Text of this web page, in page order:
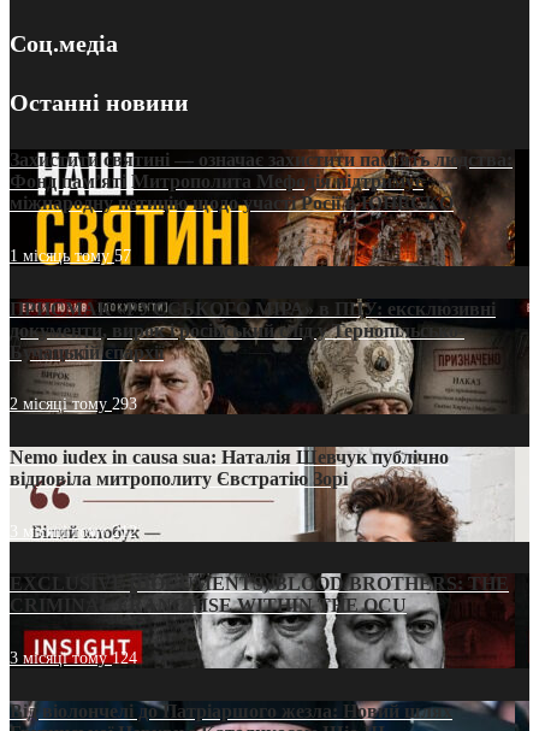
Соц.медіа
Останні новини
Захистити святині — означає захистити пам’ять людства:
Фонд пам’яті Митрополита Мефодія підтримує
міжнародну петицію щодо участі Росії в ЮНЕСКО
1 місяць тому57
ПРИСМАК «РУССЬКОГО МІРА» в ПЦУ: ексклюзивні
документи, вирок і російський слід у Тернопільсько-
Бучацькій єпархії
2 місяці тому 293
Nemo iudex in causa sua: Наталія Шевчук публічно
відповіла митрополиту Євстратію Зорі
3 місяці тому212
EXCLUSIVE (DOCUMENTS)/BLOOD BROTHERS: THE
CRIMINAL FRANCHISE WITHIN THE OCU
3 місяці тому124
Від віолончелі до Патріаршого жезла: Новий шлях